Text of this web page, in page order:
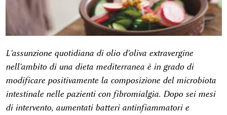
L'assunzione quotidiana di olio d'oliva extravergine
nell'ambito di una dieta mediterranea è in grado di
modificare positivamente la composizione del microbiota
intestinale nelle pazienti con fibromialgia. Dopo sei mesi
di intervento, aumentati batteri antinfiammatori e